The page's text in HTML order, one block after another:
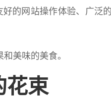
的网站操作体验、广泛
美味的美食。
花束